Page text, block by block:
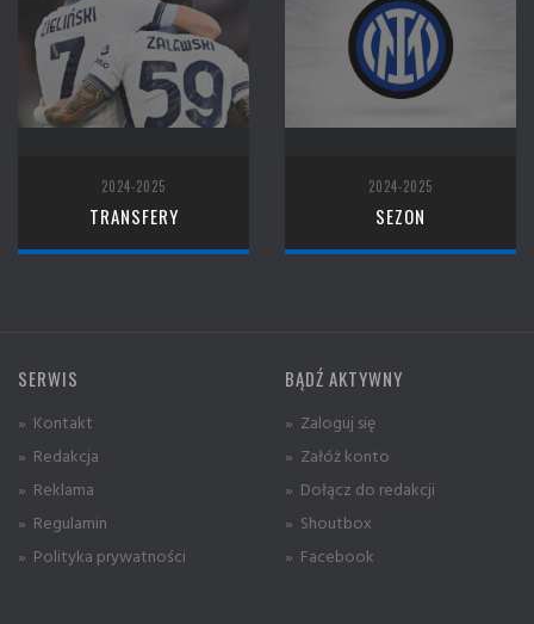
2024-2025
TRANSFERY
2024-2025
SEZON
SERWIS
» Kontakt
» Redakcja
» Reklama
» Regulamin
» Polityka prywatności
BĄDŹ AKTYWNY
» Zaloguj się
» Załóż konto
» Dołącz do redakcji
» Shoutbox
» Facebook